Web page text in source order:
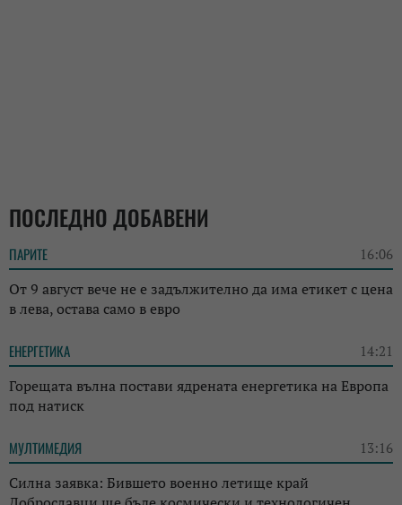
ПОСЛЕДНО ДОБАВЕНИ
ПАРИТЕ 16:06
От 9 август вече не е задължително да има етикет с цена
в лева, остава само в евро
ЕНЕРГЕТИКА 14:21
Горещата вълна постави ядрената енергетика на Европа
под натиск
МУЛТИМЕДИЯ 13:16
Силна заявка: Бившето военно летище край